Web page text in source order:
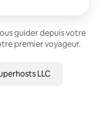
guider depuis votre
premier voyageur.
LLC